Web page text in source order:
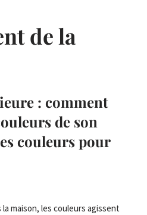
de la
: comment
de son
couleurs pour
maison, les couleurs agissent